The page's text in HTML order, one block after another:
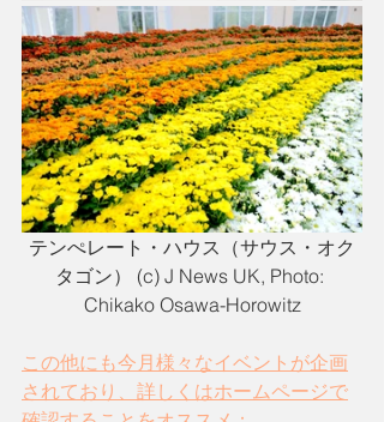
テンぺレート・ハウス（サウス・オク
タゴン） (c) J News UK, Photo:
Chikako Osawa-Horowitz
この他にも今月様々なイベントが企画
されており、詳しくはホームページで